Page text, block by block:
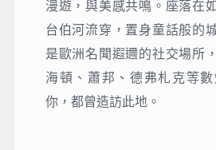
漫遊，與美感共鳴。座落在
台伯河流穿，置身童話般的
是歐洲名聞遐邇的社交場所
海頓、蕭邦、德弗札克等
你，都曾造訪此地。